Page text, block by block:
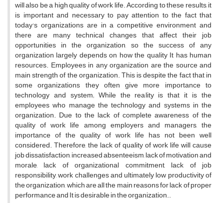
will also be a high quality of work life. According to these results, it
is important and necessary to pay attention to the fact that
today's organizations are in a competitive environment and
there are many technical changes that affect their job
opportunities in the organization, so the success of any
organization largely depends on how the quality It has human
resources. Employees in any organization are the source and
main strength of the organization. This is despite the fact that in
some organizations they often give more importance to
technology and system; While the reality is that it is the
employees who manage the technology and systems in the
organization. Due to the lack of complete awareness of the
quality of work life among employers and managers, the
importance of the quality of work life has not been well
considered. Therefore, the lack of quality of work life will cause
job dissatisfaction, increased absenteeism, lack of motivation and
morale, lack of organizational commitment, lack of job
responsibility, work challenges and ultimately low productivity of
the organization, which are all the main reasons for lack of proper
performance and It is desirable in the organization..